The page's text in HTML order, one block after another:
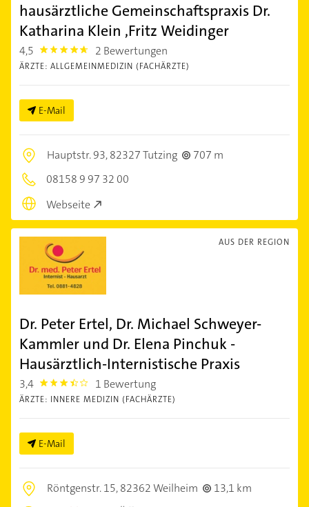
hausärztliche Gemeinschaftspraxis Dr.
Katharina Klein ,Fritz Weidinger
4,5 4.5 2 Bewertungen
ÄRZTE: ALLGEMEINMEDIZIN (FACHÄRZTE)
E-Mail
Hauptstr. 93,82327 Tutzing
707 m
08158 9 97 32 00
Webseite
AUS DER REGION
Dr. Peter Ertel, Dr. Michael Schweyer-
Kammler und Dr. Elena Pinchuk -
Hausärztlich-Internistische Praxis
3,4 3.4 1 Bewertung
ÄRZTE: INNERE MEDIZIN (FACHÄRZTE)
E-Mail
Röntgenstr. 15,82362 Weilheim
13,1 km